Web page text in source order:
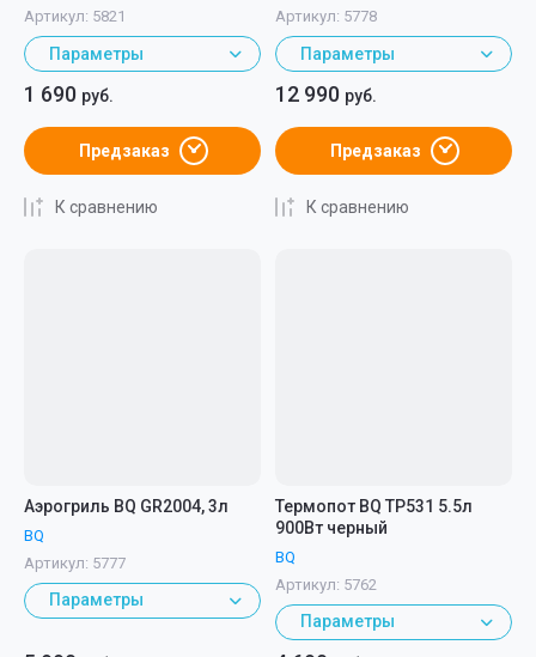
Артикул: 5821
Параметры
1 690 руб.
Предзаказ
К сравнению
Артикул: 5778
Параметры
12 990 руб.
Предзаказ
К сравнению
Аэрогриль BQ GR2004, 3л
BQ
Артикул: 5777
Параметры
Термопот BQ TP531 5.5л
900Вт черный
BQ
Артикул: 5762
Параметры